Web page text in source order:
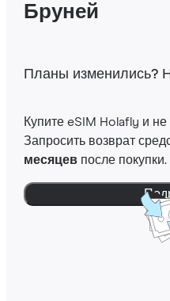
Бруней
Планы изменились?
Купите eSIM Holafly и
Запросить возврат
месяцевпосле покупки.